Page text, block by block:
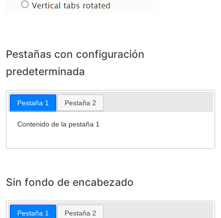
Pestañas con configuración
predeterminada
Pestaña 1 Pestaña 2
Contenido de la pestaña 1
Sin fondo de encabezado
Pestaña 1 Pestaña 2